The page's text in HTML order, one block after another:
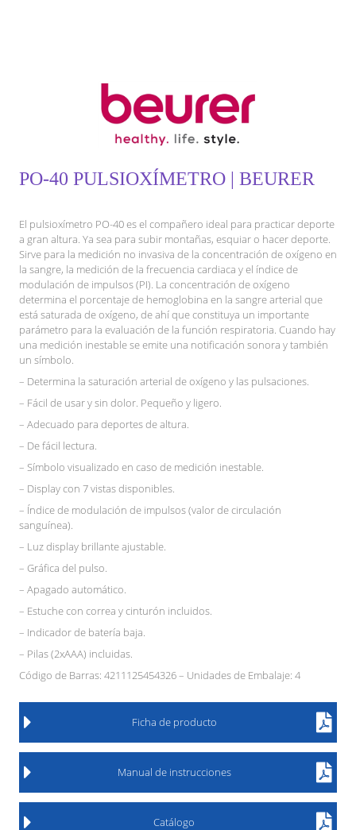
PO-40 PULSIOXÍMETRO | BEURER
El pulsioxímetro PO-40 es el compañero ideal para practicar deporte
a gran altura. Ya sea para subir montañas, esquiar o hacer deporte.
Sirve para la medición no invasiva de la concentración de oxígeno en
la sangre, la medición de la frecuencia cardiaca y el índice de
modulación de impulsos (PI). La concentración de oxígeno
determina el porcentaje de hemoglobina en la sangre arterial que
está saturada de oxígeno, de ahí que constituya un importante
parámetro para la evaluación de la función respiratoria. Cuando hay
una medición inestable se emite una notificación sonora y también
un símbolo.
– Determina la saturación arterial de oxígeno y las pulsaciones.
– Fácil de usar y sin dolor. Pequeño y ligero.
– Adecuado para deportes de altura.
– De fácil lectura.
– Símbolo visualizado en caso de medición inestable.
– Display con 7 vistas disponibles.
– Índice de modulación de impulsos (valor de circulación
sanguínea).
– Luz display brillante ajustable.
– Gráfica del pulso.
– Apagado automático.
– Estuche con correa y cinturón incluidos.
– Indicador de batería baja.
– Pilas (2xAAA) incluidas.
Código de Barras: 4211125454326 – Unidades de Embalaje: 4
Ficha de producto
Manual de instrucciones
Catálogo